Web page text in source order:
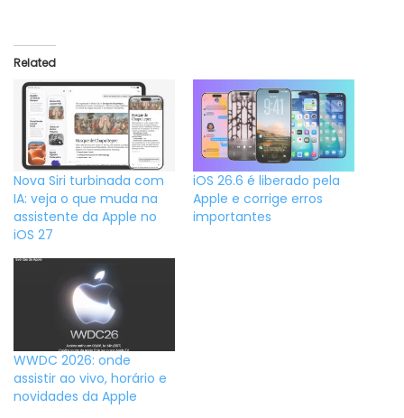
Related
Nova Siri turbinada com
IA: veja o que muda na
assistente da Apple no
iOS 27
iOS 26.6 é liberado pela
Apple e corrige erros
importantes
WWDC 2026: onde
assistir ao vivo, horário e
novidades da Apple